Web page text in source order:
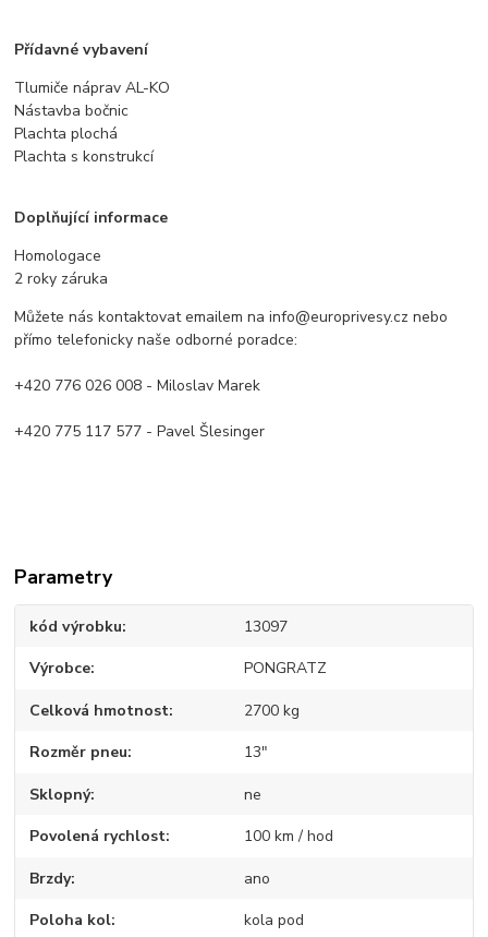
Přídavné vybavení
Tlumiče náprav AL-KO
Nástavba bočnic
Plachta plochá
Plachta s konstrukcí
Doplňující informace
Homologace
2 roky záruka
Můžete nás kontaktovat emailem na info@europrivesy.cz nebo
přímo telefonicky naše odborné poradce:
+420 776 026 008 - Miloslav Marek
+420 775 117 577 - Pavel Šlesinger
Parametry
kód výrobku 13097
Výrobce PONGRATZ
Celková hmotnost 2700 kg
Rozměr pneu 13"
Sklopný ne
Povolená rychlost 100 km / hod
Brzdy ano
Poloha kol kola pod